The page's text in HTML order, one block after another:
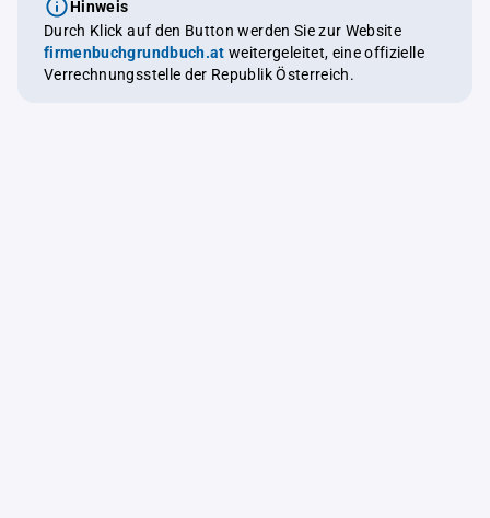
Hinweis
Durch Klick auf den Button werden Sie zur Website
firmenbuchgrundbuch.at weitergeleitet, eine offizielle
Verrechnungsstelle der Republik Österreich.